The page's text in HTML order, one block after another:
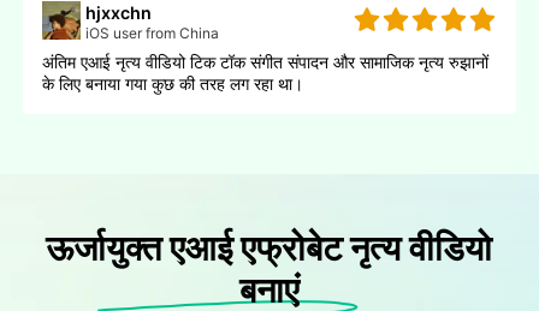
hjxxchn
iOS user from China
अंतिम एआई नृत्य वीडियो टिक टॉक संगीत संपादन और सामाजिक नृत्य रुझानों
के लिए बनाया गया कुछ की तरह लग रहा था।
ऊर्जायुक्त एआई एफ्रोबेट नृत्य वीडियो
बनाएं